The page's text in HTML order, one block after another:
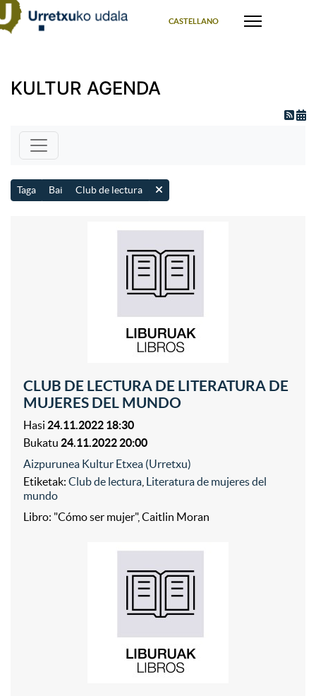
CASTELLANO
KULTUR AGENDA
Taga Bai Club de lectura
CLUB DE LECTURA DE LITERATURA DE
MUJERES DEL MUNDO
Hasi 24.11.2022 18:30
Bukatu 24.11.2022 20:00
Aizpurunea Kultur Etxea (Urretxu)
Etiketak: Club de lectura Literatura de mujeres del
mundo
Libro: "Cómo ser mujer", Caitlin Moran